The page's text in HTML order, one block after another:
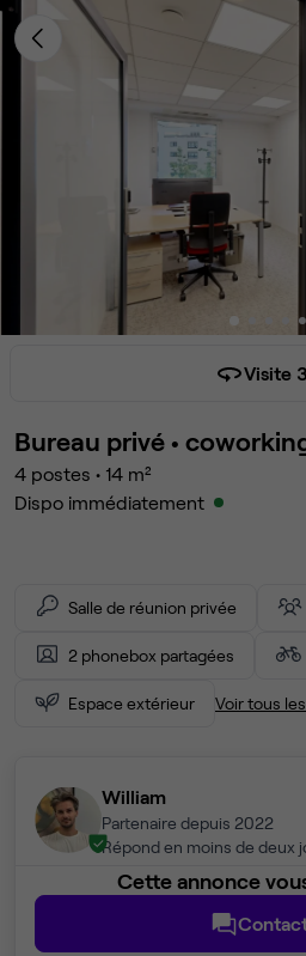
Visite
Bureau privé •
4 postes • 14 m²
Dispo immédiatement
Salle de réunion privée
2 phonebox partagées
Espace extérieur Voir tous
William
Partenaire depuis 2022
Répond en moins de deux
Cette annonce